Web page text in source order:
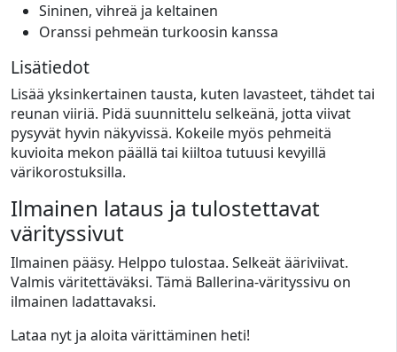
Sininen, vihreä ja keltainen
Oranssi pehmeän turkoosin kanssa
Lisätiedot
Lisää yksinkertainen tausta, kuten lavasteet, tähdet tai
reunan viiriä. Pidä suunnittelu selkeänä, jotta viivat
pysyvät hyvin näkyvissä. Kokeile myös pehmeitä
kuvioita mekon päällä tai kiiltoa tutuusi kevyillä
värikorostuksilla.
Ilmainen lataus ja tulostettavat
värityssivut
Ilmainen pääsy. Helppo tulostaa. Selkeät ääriviivat.
Valmis väritettäväksi. Tämä Ballerina-värityssivu on
ilmainen ladattavaksi.
Lataa nyt ja aloita värittäminen heti!